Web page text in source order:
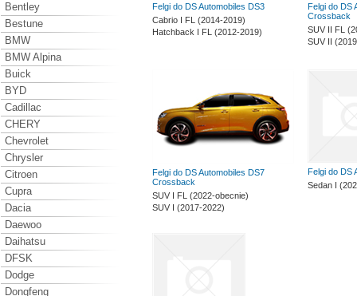
Bentley
Bestune
BMW
BMW Alpina
Buick
BYD
Cadillac
CHERY
Chevrolet
Chrysler
Citroen
Cupra
Dacia
Daewoo
Daihatsu
DFSK
Dodge
Dongfeng
Felgi do DS Automobiles DS3
Cabrio I FL (2014-2019)
Hatchback I FL (2012-2019)
Felgi do DS
Crossback
SUV II FL
SUV II
Felgi do DS Automobiles DS7
Crossback
SUV I FL (2022-obecnie)
SUV I (2017-2022)
Felgi do DS
Sedan I